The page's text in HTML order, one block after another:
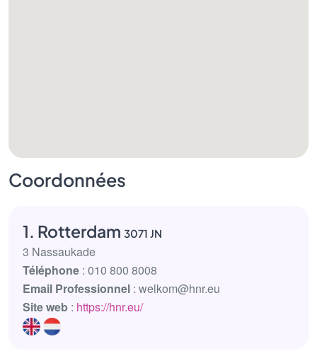
Coordonnées
1. Rotterdam 3071 JN
3 Nassaukade
Téléphone : 010 800 8008
Email Professionnel : welkom@hnr.eu
Site web : https://hnr.eu/